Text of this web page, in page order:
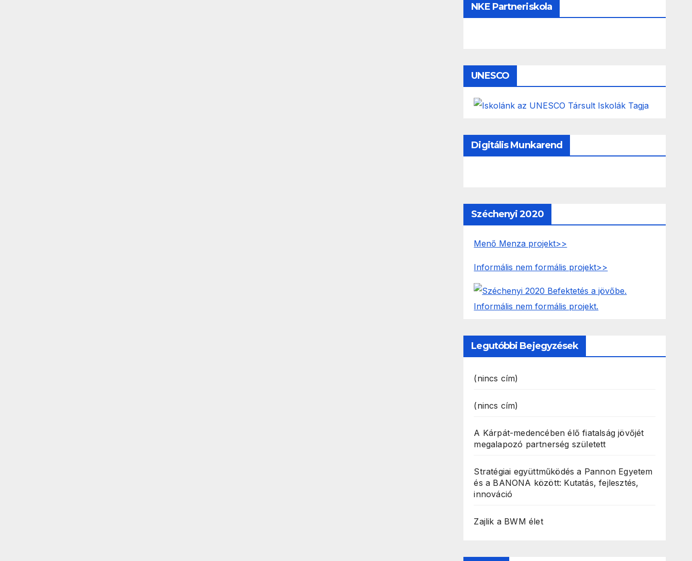
NKE Partneriskola
UNESCO
Digitális Munkarend
Széchenyi 2020
Menő Menza projekt>>
Informális nem formális projekt>>
Legutóbbi Bejegyzések
(nincs cím)
(nincs cím)
A Kárpát-medencében élő fiatalság jövőjét
megalapozó partnerség született
Stratégiai együttműködés a Pannon Egyetem
és a BANONA között: Kutatás, fejlesztés,
innováció
Zajlik a BWM élet